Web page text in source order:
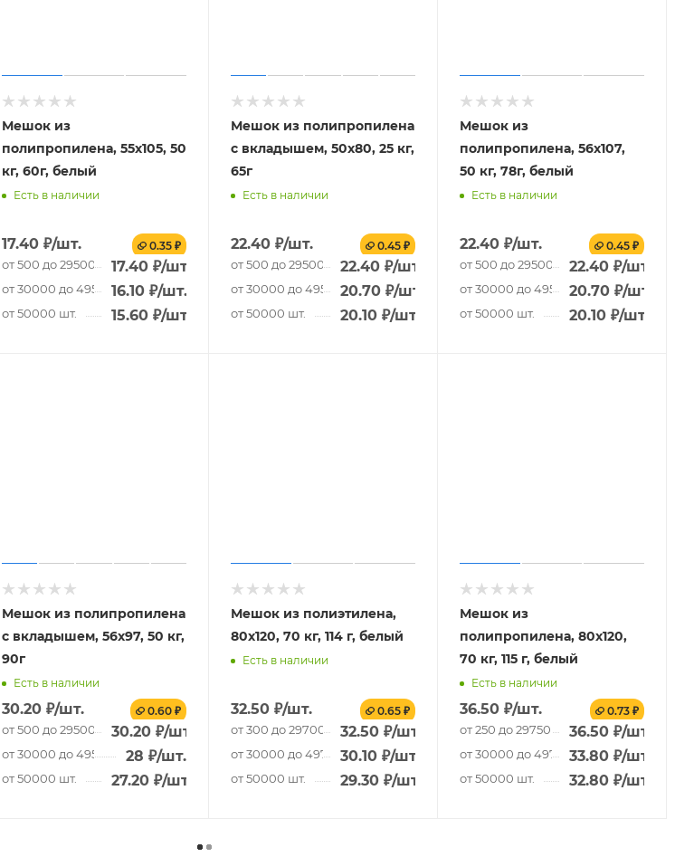
Мешок из
полипропилена, 55x105, 50
кг, 60г, белый
Есть в наличии
17.40 ₽/шт. 0.35 ₽
от 500 до 29500 шт.17.40 ₽/шт.
от 30000 до 49500 шт.
16.10 ₽/шт.
от 50000 шт. 15.60 ₽/шт.
Мешок из полипропилена
с вкладышем, 50x80, 25 кг,
65г
Есть в наличии
22.40 ₽/шт. 0.45 ₽
от 500 до 29500 шт.22.40 ₽/шт.
от 30000 до 49500 шт.
20.70 ₽/шт.
от 50000 шт. 20.10 ₽/шт.
Мешок из
полипропилена, 56x107,
50 кг, 78г, белый
Есть в наличии
22.40 ₽/шт. 0.45 ₽
от 500 до 29500 шт.22.40 ₽/шт.
от 30000 до 49500 шт.
20.70 ₽/шт.
от 50000 шт. 20.10 ₽/шт.
Мешок из полипропилена
с вкладышем, 56x97, 50 кг,
90г
Есть в наличии
30.20 ₽/шт. 0.60 ₽
от 500 до 29500 шт.30.20 ₽/шт.
от 30000 до 49500 шт.28 ₽/шт.
от 50000 шт. 27.20 ₽/шт.
Мешок из полиэтилена,
80x120, 70 кг, 114 г, белый
Есть в наличии
32.50 ₽/шт. 0.65 ₽
от 300 до 29700 шт.32.50 ₽/шт.
от 30000 до 49700 шт.
30.10 ₽/шт.
от 50000 шт. 29.30 ₽/шт.
Мешок из
полипропилена, 80x120,
70 кг, 115 г, белый
Есть в наличии
36.50 ₽/шт. 0.73 ₽
от 250 до 29750 шт.36.50 ₽/шт.
от 30000 до 49750 шт.
33.80 ₽/шт.
от 50000 шт. 32.80 ₽/шт.